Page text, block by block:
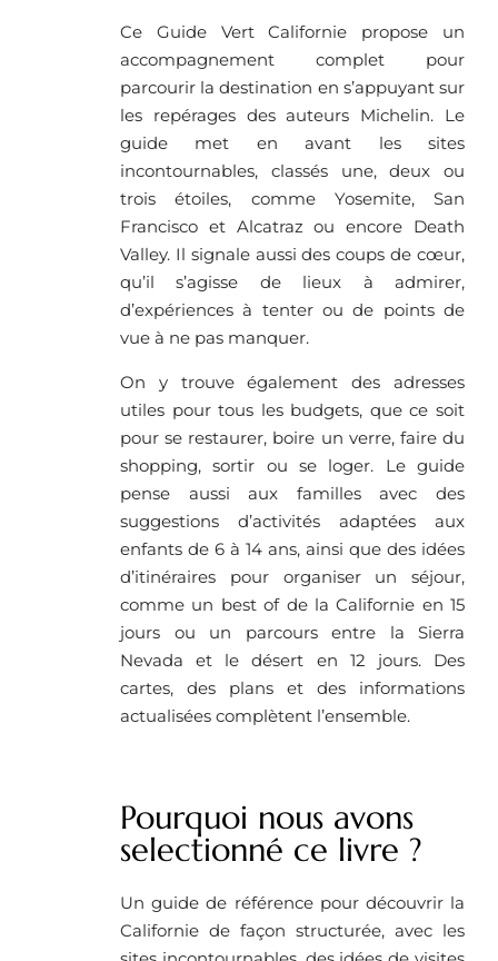
Ce Guide Vert Californie propose un
accompagnement complet pour
parcourir la destination en s’appuyant sur
les repérages des auteurs Michelin. Le
guide met en avant les sites
incontournables, classés une, deux ou
trois étoiles, comme Yosemite, San
Francisco et Alcatraz ou encore Death
Valley. Il signale aussi des coups de cœur,
qu’il s’agisse de lieux à admirer,
d’expériences à tenter ou de points de
vue à ne pas manquer.
On y trouve également des adresses
utiles pour tous les budgets, que ce soit
pour se restaurer, boire un verre, faire du
shopping, sortir ou se loger. Le guide
pense aussi aux familles avec des
suggestions d’activités adaptées aux
enfants de 6 à 14 ans, ainsi que des idées
d’itinéraires pour organiser un séjour,
comme un best of de la Californie en 15
jours ou un parcours entre la Sierra
Nevada et le désert en 12 jours. Des
cartes, des plans et des informations
actualisées complètent l’ensemble.
Pourquoi nous avons
selectionné ce livre ?
Un guide de référence pour découvrir la
Californie de façon structurée, avec les